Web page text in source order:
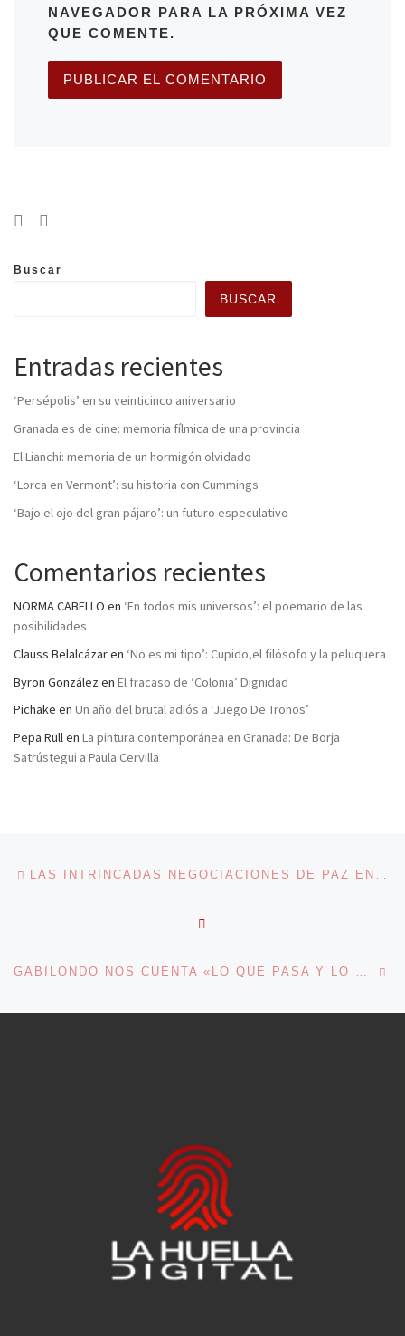
NAVEGADOR PARA LA PRÓXIMA VEZ
QUE COMENTE.
Buscar
BUSCAR
Entradas recientes
‘Persépolis’ en su veinticinco aniversario
Granada es de cine: memoria fílmica de una provincia
El Lianchi: memoria de un hormigón olvidado
‘Lorca en Vermont’: su historia con Cummings
‘Bajo el ojo del gran pájaro’: un futuro especulativo
Comentarios recientes
NORMA CABELLO en ‘En todos mis universos’: el poemario de las
posibilidades
Clauss Belalcázaren ‘No es mi tipo’: Cupido,el filósofo y la peluquera
Byron González en El fracaso de ‘Colonia’ Dignidad
Pichake en Un año del brutal adiós a ‘Juego De Tronos’
Pepa Rullen La pintura contemporánea en Granada: De Borja
Satrústegui a Paula Cervilla
Navegación de entradas LAS INTRINCADAS NEGOCIACIONES DE PAZ EN COLOMBIA
GABILONDO NOS CUENTA «LO QUE PASA Y LO QUE QUEDA» EN LOS MEDIOS DE COMUNICACIÓN